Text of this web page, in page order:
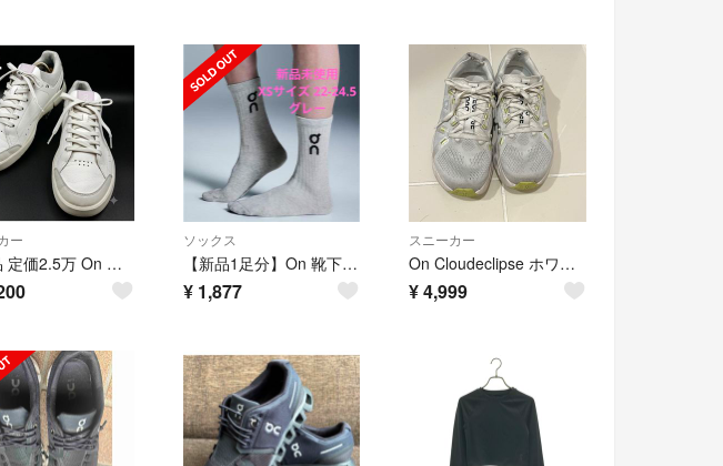
ー
極美品 定価2.5万 On ザ ロジャー センターコート 25 白 スニーカー
ソックス
【新品1足分】On 靴下 Logo Sock High グレー
¥ 1,877
スニーカー
On Cloudeclipse ホワイト23cm
¥4,999